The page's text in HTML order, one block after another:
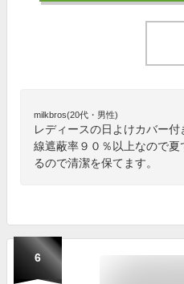
milkbros(20代・男性)
レディースの日よけカバー
線遮蔽率９０％以上なので夏
るので清潔を保てます。
6